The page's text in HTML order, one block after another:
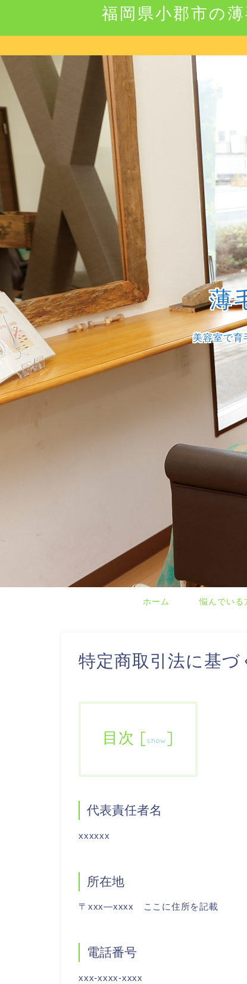
福岡県小郡市の
薄
美容室で育
ホーム 悩んでいる
特定商取引法に基づ
目次 [show ]
代表責任者名
xxxxxx
所在地
〒xxx―xxxx ここに住所を記載
電話番号
xxx-xxxx-xxxx